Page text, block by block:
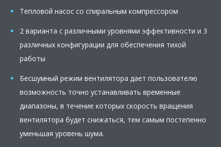
Тепловой насос со спиральным компрессором
2 варианта с различными уровнями эффективности и 3
различных конфигурации для обеспечения тихой
работы
Бесшумный режим вентилятора дает пользователю
возможность точно устанавливать временные
диапазоны, в течение которых скорость вращения
вентилятора будет снижаться, тем самым постепенно
уменьшая уровень шума.